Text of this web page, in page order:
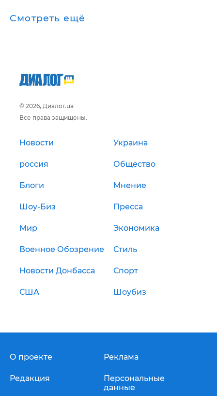
Смотреть ещё
© 2026, Диалог.ua
Все права защищены.
Новости Украина
россия Общество
Блоги Мнение
Шоу-Биз Пресса
Мир Экономика
Военное Обозрение Стиль
Новости Донбасса Спорт
США Шоубиз
О проекте
Редакция
Реклама
Персональные
данные